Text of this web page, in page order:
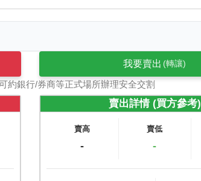
我要賣出 (轉讓)
約銀行/券商等正式場所辦理安全交割
賣出詳情 (買方參考)
賣高
-
賣低
-